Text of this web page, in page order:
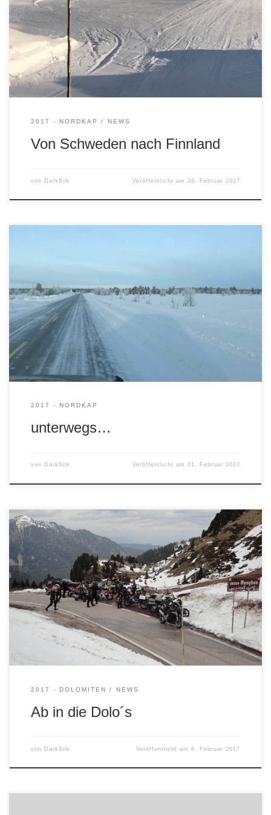
eine hier im Winter durchaus übliche Art, Flüsse zu
überqueren … (klicken = Video gucken)
2017 - NORDKAP NEWS
Von Schweden nach Finnland
von DarkSilk Veröffentlicht am 26. Februar 2017
Heute haben wir während der Fahrt durch das einsame
Norwegen festgestellt, dass wir im Sommer wahrscheinlich
länger gebraucht hätten. Hier haben die Straßen eine
geschlossene Eis- oder Schneedecke, die völlig problemlos
mit der staatlich […]
2017 - NORDKAP
unterwegs…
von DarkSilk Veröffentlicht am21. Februar 2017
vo 15.6. – 18.6. geben wir es uns wieder auf Asphalt. Mit
der Magna Crew auf wilde Serpentinenjagd 😉
2017 - DOLOMITEN NEWS
Ab in die Dolo´s
von DarkSilk Veröffentlicht am6. Februar 2017